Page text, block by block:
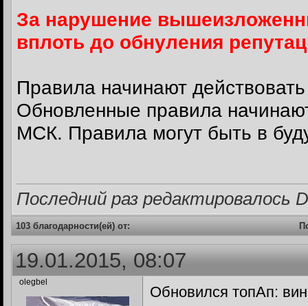
За нарушение
вплоть до обнуления
Правила начинают
Обновленные правила
МСК. Правила могут быть в
Последний раз редактировалось
103 благодарности(ей) от:
19.01.2015, 08:07
olegbel
Обновился топАп: